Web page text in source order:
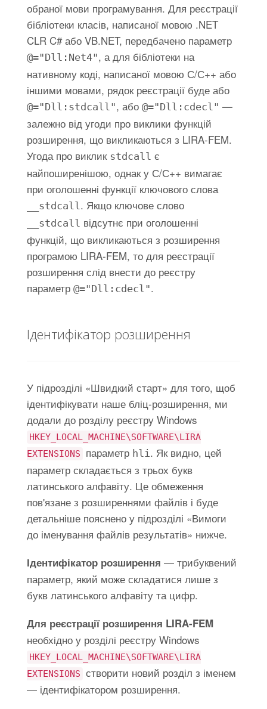
обраної мови програмування. Для реєстрації
бібліотеки класів, написаної мовою .NET
CLR C# або VB.NET, передбачено параметр
@="Dll:Net4", а для бібліотеки на
нативному коді, написаної мовою С/С++ або
іншими мовами, рядок реєстрації буде або
@="Dll:stdcall", або @="Dll:cdecl" —
залежно від угоди про виклики функцій
розширення, що викликаються з LIRA-FEM.
Угода про виклик stdcall є
найпоширенішою, однак у С/С++ вимагає
при оголошенні функції ключового слова
__stdcall. Якщо ключове слово
__stdcall відсутнє при оголошенні
функцій, що викликаються з розширення
програмою LIRA-FEM, то для реєстрації
розширення слід внести до реєстру
параметр @="Dll:cdecl".
Ідентифікатор розширення
У підрозділі «Швидкий старт» для того, щоб
ідентифікувати наше бліц-розширення, ми
додали до розділу реєстру Windows
HKEY_LOCAL_MACHINE\SOFTWARE\LIRA
EXTENSIONS
параметр hli. Як видно, цей
параметр складається з трьох букв
латинського алфавіту. Це обмеження
пов'язане з розширеннями файлів і буде
детальніше пояснено у підрозділі «Вимоги
до іменування файлів результатів» нижче.
Ідентифікатор розширення — трибуквений
параметр, який може складатися лише з
букв латинського алфавіту та цифр.
Для реєстрації розширення LIRA-FEM
необхідно у розділі реєстру Windows
HKEY_LOCAL_MACHINE\SOFTWARE\LIRA
EXTENSIONS створити новий розділ з іменем
— ідентифікатором розширення.